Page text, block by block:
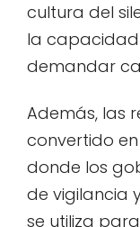
cultura del
la
demandar
Además, las
convertido
donde los
de vigilancia
se utiliza